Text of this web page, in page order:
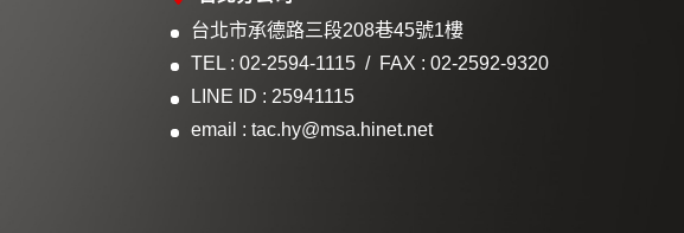
台北市承德路三段208巷45號1樓
TEL : 02-2594-1115
FAX : 02-2592-9320
LINE ID : 25941115
email : tac.hy@msa.hinet.net